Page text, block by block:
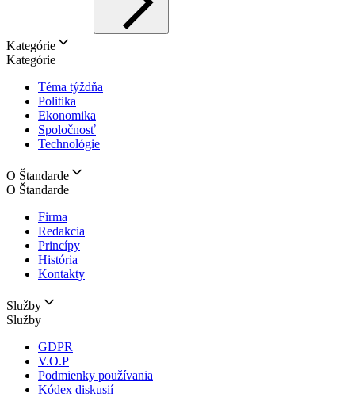
Kategórie
Kategórie
Téma týždňa
Politika
Ekonomika
Spoločnosť
Technológie
O Štandarde
O Štandarde
Firma
Redakcia
Princípy
História
Kontakty
Služby
Služby
GDPR
V.O.P
Podmienky používania
Kódex diskusií